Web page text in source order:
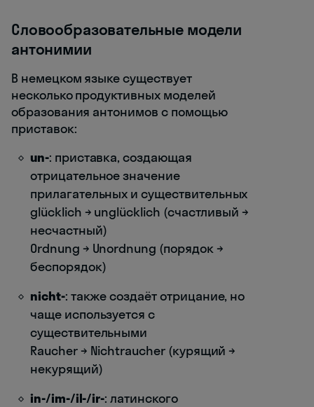
Словообразовательные модели
антонимии
В немецком языке существует
несколько продуктивных моделей
образования антонимов с помощью
приставок:
un-: приставка, создающая
отрицательное значение
прилагательных и существительных
glücklich → unglücklich (счастливый →
несчастный)
Ordnung → Unordnung (порядок →
беспорядок)
nicht-: также создаёт отрицание, но
чаще используется с
существительными
Raucher → Nichtraucher (курящий →
некурящий)
in-/im-/il-/ir-: латинского